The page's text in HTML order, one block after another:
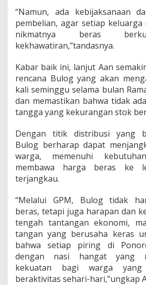
G
e
k
n
P
a
g
a
M
u
a
h
“Namun, ada kebijaksanaan
pembelian, agar setiap keluarga
nikmatnya beras
kekhawatiran,”tandasnya.
Kabar baik ini, lanjut Aan
rencana Bulog yang akan
kali seminggu selama bulan
dan memastikan bahwa tidak
tangga yang kekurangan stok
Dengan titik distribusi yang
Bulog berharap dapat
warga, memenuhi
membawa harga beras ke
terjangkau.
“Melalui GPM, Bulog tidak
beras, tetapi juga harapan dan
tengah tantangan ekonomi,
tangan yang berusaha keras
bahwa setiap piring di
dengan nasi hangat yang
kekuatan bagi warga
beraktivitas sehari-hari,”ungkap